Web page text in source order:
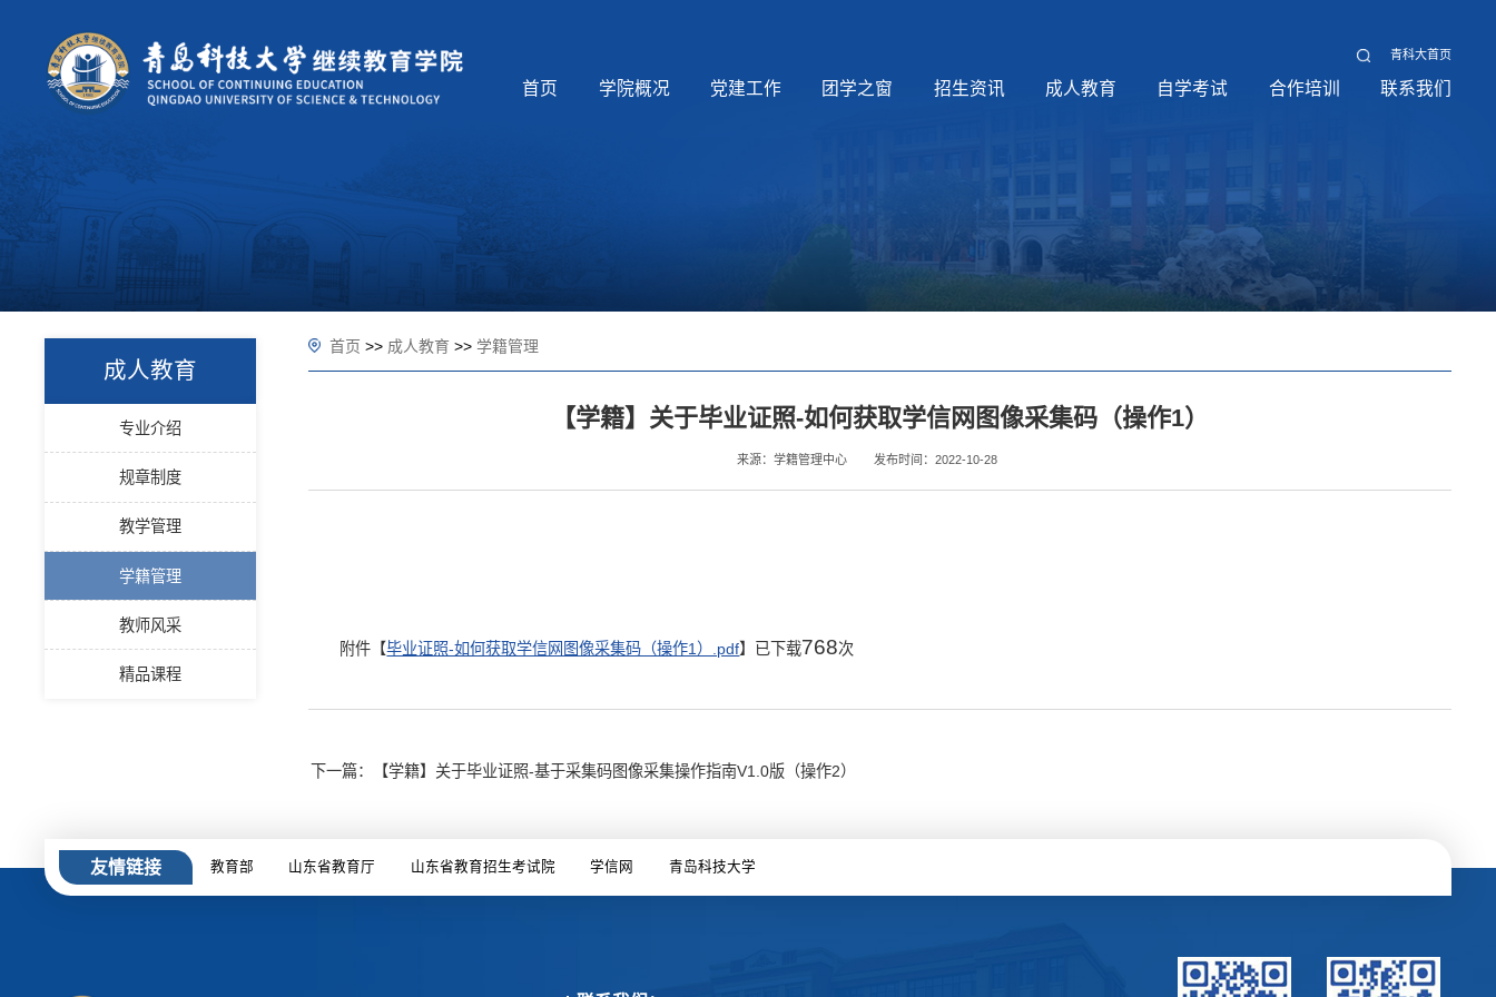
青科大首页
首页 学院概况 党建工作 团学之窗 招生资讯 成人教育 自学考试 合作培训 联系我们
成人教育
专业介绍
规章制度
教学管理
学籍管理
教师风采
精品课程
首页 >> 成人教育 >> 学籍管理
【学籍】关于毕业证照-如何获取学信网图像采集码（操作1）
来源：学籍管理中心 发布时间：2022-10-28
附件【毕业证照-如何获取学信网图像采集码（操作1）.pdf】已下载768次
下一篇：【学籍】关于毕业证照-基于采集码图像采集操作指南V1.0版（操作2）
友情链接 教育部 山东省教育厅 山东省教育招生考试院 学信网 青岛科技大学